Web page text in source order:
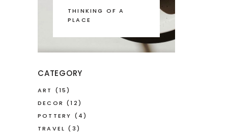
THINKING OF A
PLACE
CATEGORY
ART
(15)
DECOR (12)
POTTERY (4)
TRAVEL (3)